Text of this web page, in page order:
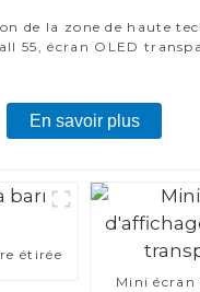
de la zone de haute
55, écran OLED
En savoir plus
étirée
Mini